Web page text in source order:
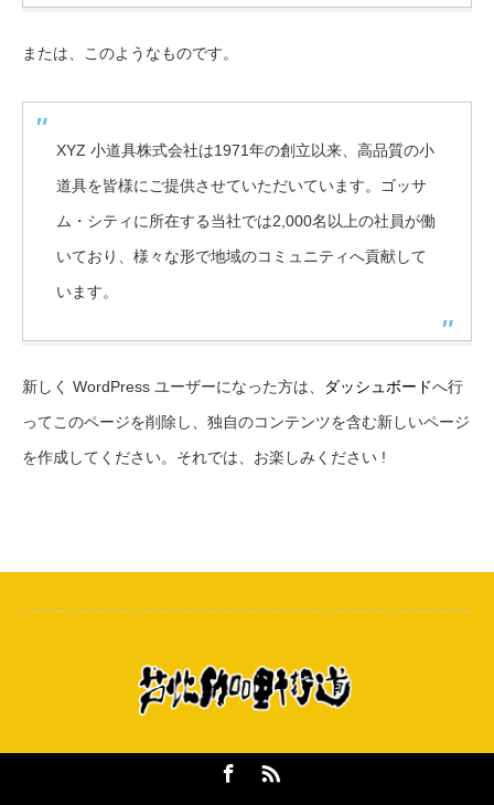
または、このようなものです。
XYZ 小道具株式会社は1971年の創立以来、高品質の小
道具を皆様にご提供させていただいています。ゴッサ
ム・シティに所在する当社では2,000名以上の社員が働
いており、様々な形で地域のコミュニティへ貢献して
います。
新しく WordPress ユーザーになった方は、 ダッシュボードへ行
ってこのページを削除し、独自のコンテンツを含む新しいページ
を作成してください。それでは、お楽しみください !